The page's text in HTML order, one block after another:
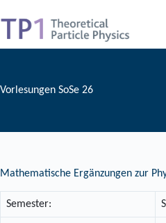
Inhalt
springen
Vorlesungen SoSe 26
Mathematische Ergänzungen zur
Semester: